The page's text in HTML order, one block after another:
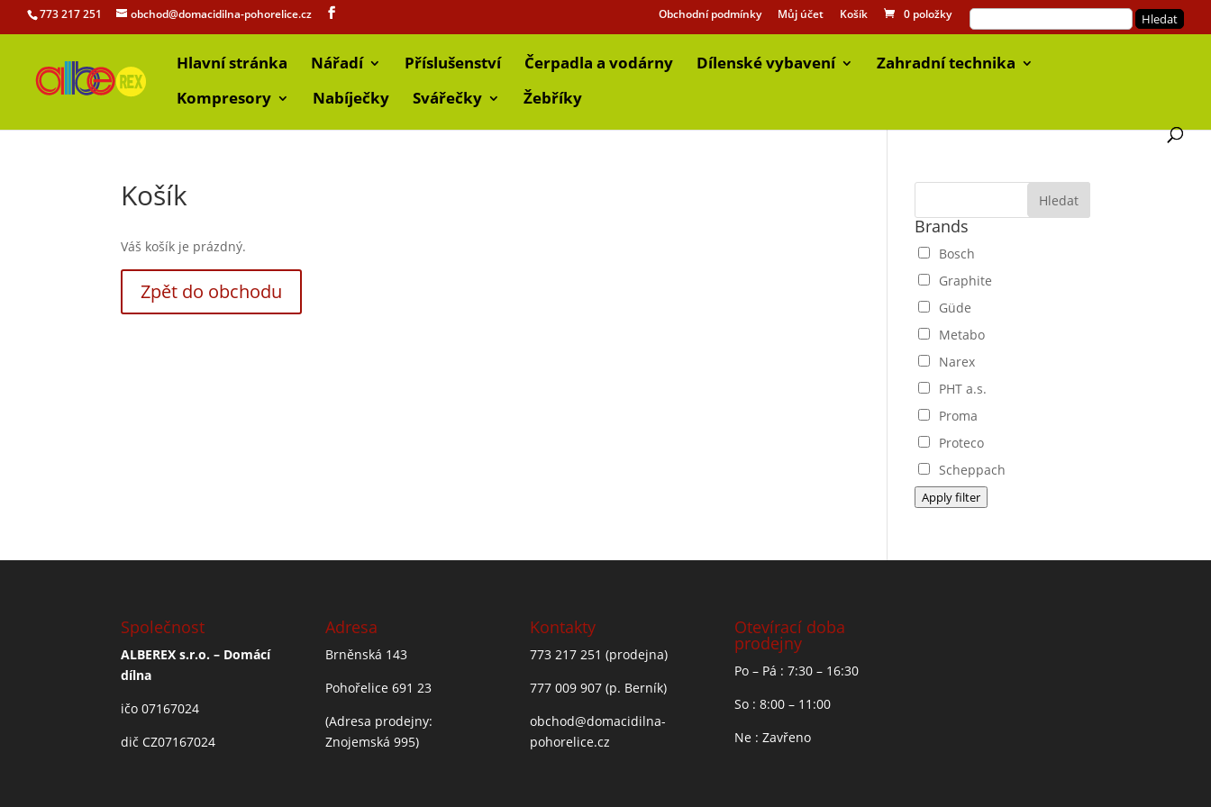
773 217 251 obchod@domacidilna-pohorelice.cz Obchodní podmínky Můj účet Košík 0 položky
Hlavní stránka Nářadí Příslušenství Čerpadla a vodárny Dílenské vybavení
Zahradní technika
Kompresory
Nabíječky Svářečky Žebříky
Košík
Váš košík je prázdný.
Zpět do obchodu
Brands
Bosch
Graphite
Güde
Metabo
Narex
PHT a.s.
Proma
Proteco
Scheppach
Apply filter
Společnost
ALBEREX s.r.o. – Domácí
dílna
ičo 07167024
dič CZ07167024
Adresa
Brněnská 143
Pohořelice 691 23
(Adresa prodejny:
Znojemská 995)
Kontakty
773 217 251 (prodejna)
777 009 907 (p. Berník)
obchod@domacidilna-
pohorelice.cz
Otevírací doba
prodejny
Po – Pá : 7:30 – 16:30
So : 8:00 – 11:00
Ne : Zavřeno